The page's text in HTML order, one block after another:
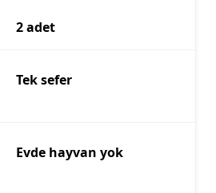
2 adet
Tek sefer
Evde hayvan yok